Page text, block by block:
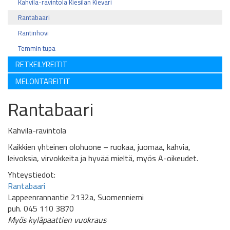
Rantabaari
Rantinhovi
Temmin tupa
RETKEILYREITIT
MELONTAREITIT
Rantabaari
Kahvila-ravintola
Kaikkien yhteinen olohuone – ruokaa, juomaa, kahvia,
leivoksia, virvokkeita ja hyvää mieltä, myös A-oikeudet.
Yhteystiedot:
Rantabaari
Lappeenrannantie 2132a, Suomenniemi
puh. 045 110 3870
Myös kyläpaattien vuokraus